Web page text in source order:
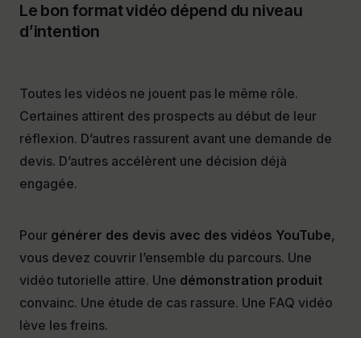
Le bon format vidéo dépend du niveau
d’intention
Toutes les vidéos ne jouent pas le même rôle.
Certaines attirent des prospects au début de leur
réflexion. D’autres rassurent avant une demande de
devis. D’autres accélèrent une décision déjà
engagée.
Pour générer des devis avec des vidéos YouTube,
vous devez couvrir l’ensemble du parcours. Une
vidéo tutorielle attire. Une démonstration produit
convainc. Une étude de cas rassure. Une FAQ vidéo
lève les freins.